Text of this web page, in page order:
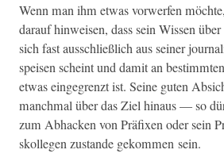
Wenn man ihm etwas vor­w­er­fen
darauf hin­weisen, dass sein Wis­sen
sich fast auss­chließlich aus sein­er
speisen scheint und damit an
etwas einge­gren­zt ist. Seine guten
manch­mal über das Ziel hin­aus — so
zum Abhack­en von Prä­fix­en oder sein
skol­le­gen zus­tande gekom­men sein.